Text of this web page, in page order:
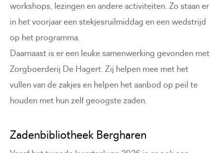
workshops, lezingen en andere activiteiten. Zo staan er
in het voorjaar een stekjesruilmiddag en een wedstrijd
op het programma.
Daarnaast is er een leuke samenwerking gevonden met
Zorgboerderij De Hagert. Zij helpen mee met het
vullen van de zakjes en helpen het aanbod op peil te
houden met hun zelf geoogste zaden.
Zadenbibliotheek Bergharen